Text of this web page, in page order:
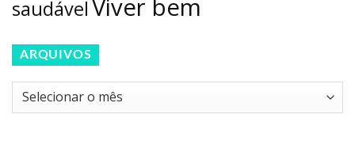
saudávelViver bem
ARQUIVOS
Arquivos